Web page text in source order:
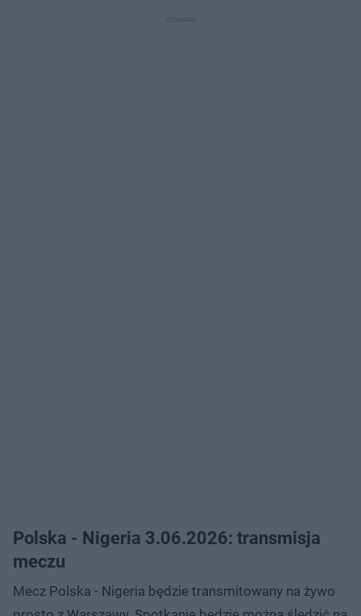
Polska - Nigeria 3.06.2026: transmisja
meczu
Mecz Polska - Nigeria będzie transmitowany na żywo